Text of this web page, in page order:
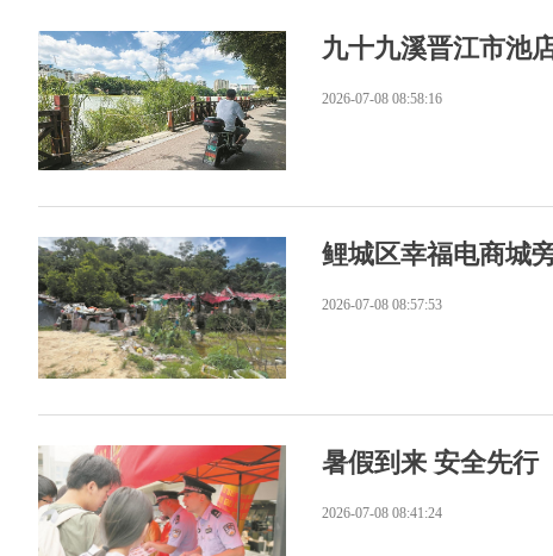
九十九溪晋江市池
2026-07-08 08:58:16
鲤城区幸福电商城
2026-07-08 08:57:53
暑假到来 安全先行
2026-07-08 08:41:24